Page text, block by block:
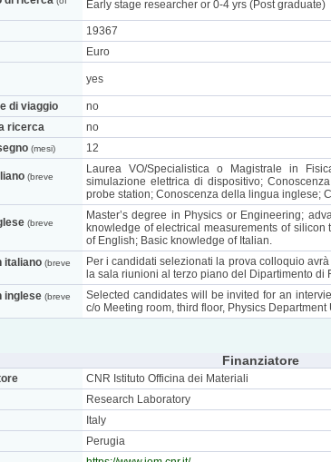
Early stage researcher or 0-4 yrs (Post graduate)
19367
Euro
yes
di viaggio
no
ricerca
no
(mesi) 12
(breve
Laurea VO/Specialistica o Magistrale in
simulazione elettrica di dispositivo;
probe station; Conoscenza della lingua inglese;
(breve
Master’s degree in Physics or Engineering;
knowledge of electrical measurements of
of English; Basic knowledge of Italian.
italiano (breve
Per i candidati selezionati la prova colloquio
la sala riunioni al terzo piano del Dipartimento
inglese (breve
Selected candidates will be invited for an
c/o Meeting room, third floor, Physics
Finanziatore
CNR Istituto Officina dei Materiali
Research Laboratory
Italy
Perugia